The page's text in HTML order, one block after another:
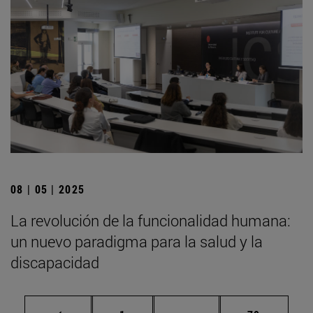
08 | 05 | 2025
La revolución de la funcionalidad humana:
un nuevo paradigma para la salud y la
discapacidad